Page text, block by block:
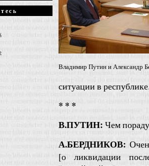
Владимир Путин и Александр
ситуации в
* * *
В.ПУТИН: Чем
А.БЕРДНИКОВ:
[о ликвидации